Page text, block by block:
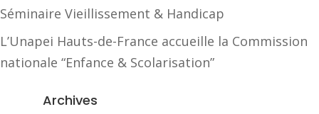
Séminaire Vieillissement & Handicap
L’Unapei Hauts-de-France accueille la Commission
nationale “Enfance & Scolarisation”
Archives